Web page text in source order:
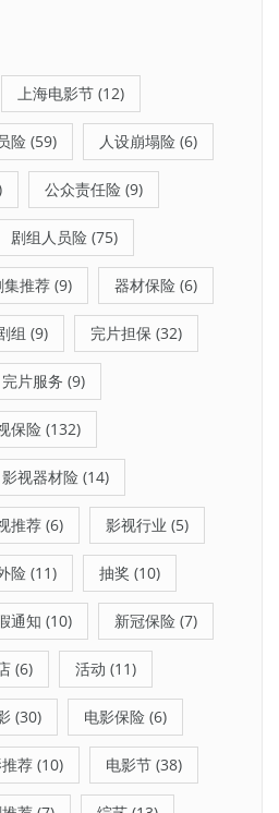
上海电影节 (12)
险 (59) 人设崩塌险 (6)
公众责任险 (9)
剧组人员险 (75)
集推荐 (9) 器材保险 (6)
组 (9) 完片担保 (32)
完片服务 (9)
保险 (132)
影视器材险 (14)
推荐 (6) 影视行业 (5)
险 (11) 抽奖 (10)
通知 (10) 新冠保险 (7)
(6) 活动 (11)
(30) 电影保险 (6)
荐 (10) 电影节 (38)